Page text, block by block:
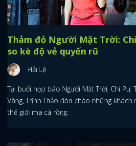
Thảm đỏ Người Mặt Trời:
so kè độ vẻ quyến rũ
Hải Lệ
Tại buổi họp báo Người Mặt Trời, Chi Pu,
Vàng, Trịnh Thảo đón chào những
thế giới ma cà rồng.